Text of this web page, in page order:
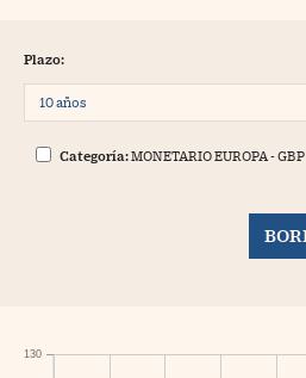
Plazo:
Categoría:MONETARIO EUROPA - GBP
130